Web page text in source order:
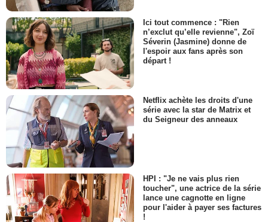
Ici tout commence : "Rien
n’exclut qu’elle revienne", Zoï
Séverin (Jasmine) donne de
l'espoir aux fans après son
départ !
Netflix achète les droits d'une
série avec la star de Matrix et
du Seigneur des anneaux
HPI : "Je ne vais plus rien
toucher", une actrice de la série
lance une cagnotte en ligne
pour l'aider à payer ses factures
!